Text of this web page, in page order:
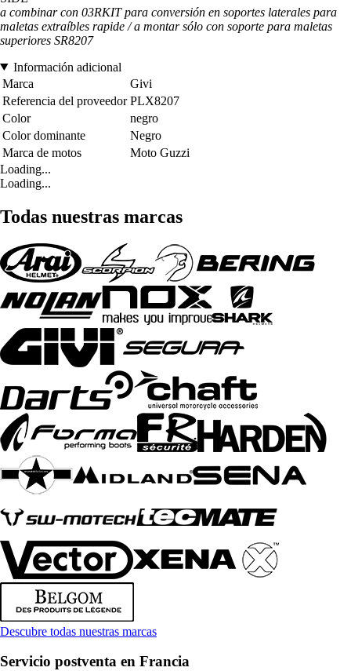
a combinar con 03RKIT para conversión en soportes laterales para
maletas extraíbles rapide / a montar sólo con soporte para maletas
superiores SR8207
Información adicional
Marca
Givi
Referencia del proveedor PLX8207
Color
negro
Color dominante
Negro
Marca de motos
Moto Guzzi
Loading...
Loading...
Todas nuestras marcas
Descubre todas nuestras marcas
Servicio postventa en Francia